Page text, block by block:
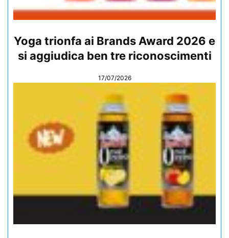
Yoga trionfa ai Brands Award 2026 e
si aggiudica ben tre riconoscimenti
17/07/2026